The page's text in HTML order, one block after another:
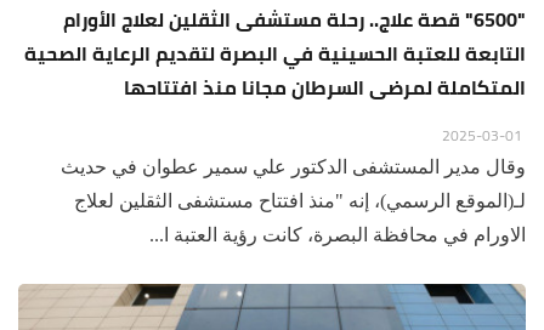
"6500" قصة علاج.. رحلة مستشفى الثقلين لعلاج الأورام
التابعة للعتبة الحسينية في البصرة لتقديم الرعاية الصحية
المتكاملة لمرضى السرطان مجانا منذ افتتاحها
وقال مدير المستشفى الدكتور علي سمير عطوان في حديث
لـ(الموقع الرسمي)، إنه "منذ افتتاح مستشفى الثقلين لعلاج
الاورام في محافظة البصرة، كانت رؤية العتبة ا...